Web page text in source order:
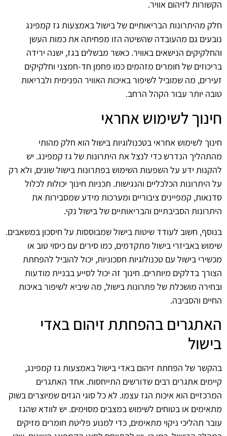
הקשורות לזיהום אוויר.
חלק מהיתרונות הבריאותיים של בישול באמצעות גז קמפינג
נובעים גם מהעובדה שהשיטה הזו מפחיתה את כמות העשן
והחלקיקים הנישאים באוויר. כאשר מבשלים בגז, ישנה ירידה
בריכוזים של חומרים מזהמים כמו פחמן חד-חמצני וחלקיקים
זעירים, מה שמוביל לשיפור באיכות האוויר הפנימית ולבריאות
טובה יותר עבור הקהל הרחב.
חינוך לשימוש אחראי
חינוך לשימוש אחראי בטכנולוגיות בישול הוא חלק מהותי
מהתהליך הנדרש כדי לנצל את היתרונות של גז קמפינג. יש
להקנות ידע על השפעות השימוש בפתרונות בישול שונים, ולא רק
על היתרונות הכלכליים והנגישות. תכניות חינוך יכולות לכלול
סדנאות, קמפיינים ציבוריים ומערכות מידע שמסבירות את
היתרונות הסביבתיים והבריאותיים של בישול נקי.
בנוסף, חשוב לעודד שיטות בישול שמבוססות על חיסכון במשאבים.
שימוש באביזרי בישול מתקדמים, כמו סירים עם כיסוי טוב או
מכשירי בישול עם טכנולוגיות חסכוניות, יכול להוביל להפחתת
הצורך בדלקים מיותרים. חינוך זה יכול לסייע בבניית מודעות
ובחירה מושכלת של פתרונות בישול, מה שיביא לשיפור באיכות
החיים והסביבה.
האתגרים בהפחתת זיהום באדי
בישול
בהקשר של הפחתת זיהום באדי בישול באמצעות גז קמפינג,
קיימים אתגרים רבים שדורשים התייחסות. אחד האתגרים
המרכזיים הוא איכות הגז עצמו. לא כל סוגי הגזים שמיוצרים בשוק
מתאימים או בטוחים לשימוש במצבים מסוימים. יש לוודא שהגז
עובר תהליכי ניקוי מתאימים, כדי למנוע פליטת חומרים מזיקים